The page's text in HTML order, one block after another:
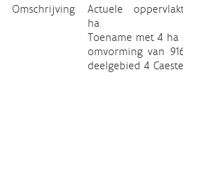
Omschrijving
Actuele oppervlakte:
ha
Toename met 4 ha
omvorming van 9160
deelgebied 4 Caestert.